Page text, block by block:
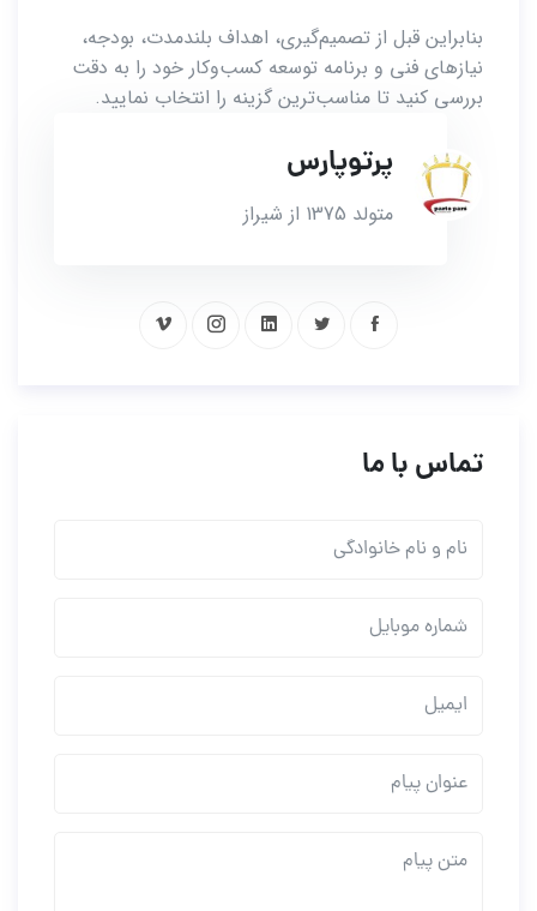
بنابراین قبل از تصمیم‌گیری، اهداف بلندمدت، بودجه،
نیازهای فنی و برنامه توسعه کسب‌وکار خود را به دقت
بررسی کنید تا مناسب‌ترین گزینه را انتخاب نمایید.
پرتوپارس
متولد 1375 از شیراز
تماس با ما